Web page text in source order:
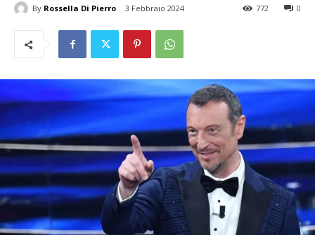
By Rossella Di Pierro 3 Febbraio 2024 0
772